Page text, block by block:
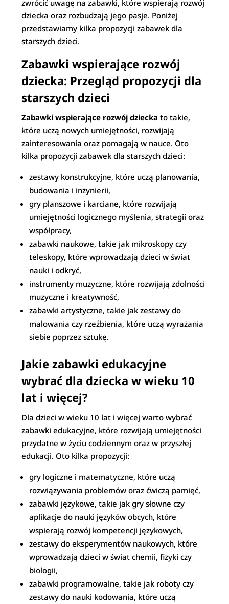
zwrócić uwagę na zabawki, które wspierają rozwój
dziecka oraz rozbudzają jego pasje. Poniżej
przedstawiamy kilka propozycji zabawek dla
starszych dzieci.
Zabawki wspierające rozwój
dziecka: Przegląd propozycji dla
starszych dzieci
Zabawki wspierające rozwój dziecka to takie,
które uczą nowych umiejętności, rozwijają
zainteresowania oraz pomagają w nauce. Oto
kilka propozycji zabawek dla starszych dzieci:
zestawy konstrukcyjne, które uczą planowania,
budowania i inżynierii,
gry planszowe i karciane, które rozwijają
umiejętności logicznego myślenia, strategii oraz
współpracy,
zabawki naukowe, takie jak mikroskopy czy
teleskopy, które wprowadzają dzieci w świat
nauki i odkryć,
instrumenty muzyczne, które rozwijają zdolności
muzyczne i kreatywność,
zabawki artystyczne, takie jak zestawy do
malowania czy rzeźbienia, które uczą wyrażania
siebie poprzez sztukę.
Jakie zabawki edukacyjne
wybrać dla dziecka w wieku 10
lat i więcej?
Dla dzieci w wieku 10 lat i więcej warto wybrać
zabawki edukacyjne, które rozwijają umiejętności
przydatne w życiu codziennym oraz w przyszłej
edukacji. Oto kilka propozycji:
gry logiczne i matematyczne, które uczą
rozwiązywania problemów oraz ćwiczą pamięć,
zabawki językowe, takie jak gry słowne czy
aplikacje do nauki języków obcych, które
wspierają rozwój kompetencji językowych,
zestawy do eksperymentów naukowych, które
wprowadzają dzieci w świat chemii, fizyki czy
biologii,
zabawki programowalne, takie jak roboty czy
zestawy do nauki kodowania, które uczą